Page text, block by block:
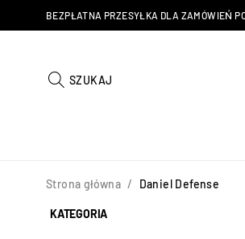
BEZPŁATNA PRZESYŁKA DLA ZAMÓWIEŃ
SZUKAJ
Strona główna / Daniel Defense
KATEGORIA